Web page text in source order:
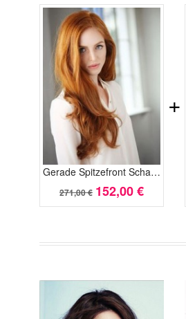
Gerade Spitzefront Scharmante Synthetische Perücke
271,00 € 152,00 €
+